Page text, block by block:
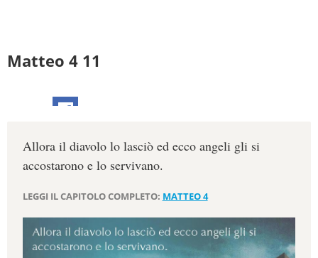
Matteo 4 11
Allora il diavolo lo lasciò ed ecco angeli gli si
accostarono e lo servivano.
LEGGI IL CAPITOLO COMPLETO: MATTEO 4